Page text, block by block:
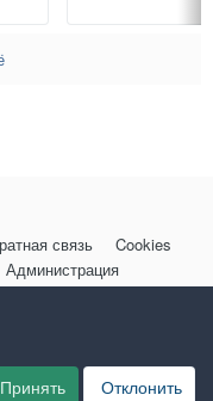
связь
Cookies
Администрация
Принять Отклонить